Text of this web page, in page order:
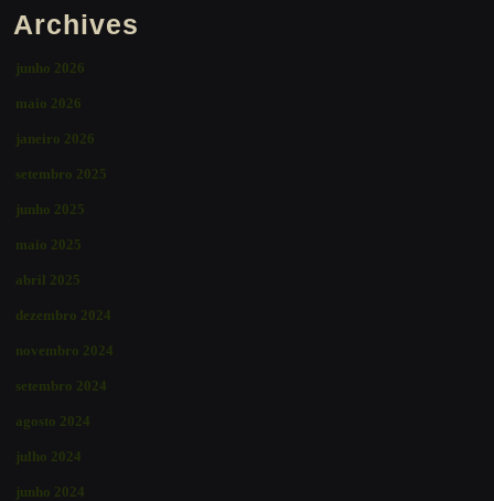
Archives
junho 2026
maio 2026
janeiro 2026
setembro 2025
junho 2025
maio 2025
abril 2025
dezembro 2024
novembro 2024
setembro 2024
agosto 2024
julho 2024
junho 2024